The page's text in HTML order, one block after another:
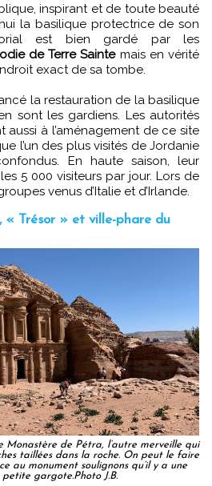
inspirant et de toute beauté
la basilique protectrice de son
est bien gardé par les
de Terre Sainte mais en vérité
exact de sa tombe.
la restauration de la basilique
sont les gardiens. Les autorités
à l’aménagement de ce site
l’un des plus visités de Jordanie
En haute saison, leur
5 000 visiteurs par jour. Lors de
venus d’Italie et d’Irlande.
« Trésor » et ville-phare du
Monastère de Pétra, l’autre merveille qui
taillées dans la roche. On peut le faire
au monument soulignons qu’il y a une
gargote.Photo J.B.